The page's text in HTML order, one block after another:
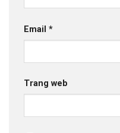
Email *
Trang web